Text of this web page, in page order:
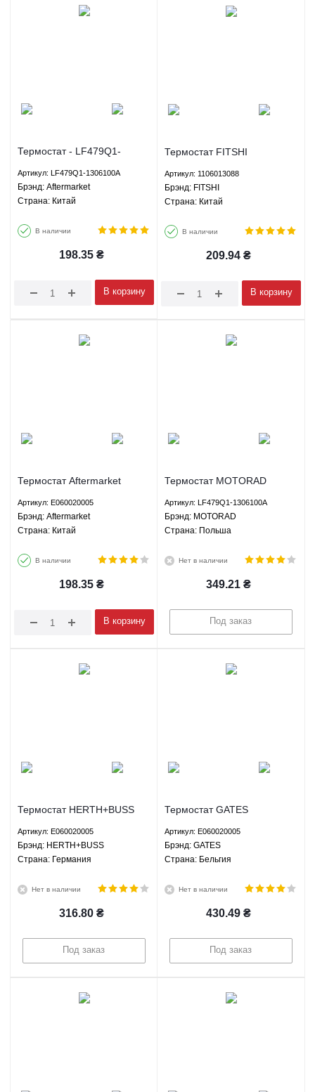
Термостат - LF479Q1-
Артикул: LF479Q1-1306100A
Брэнд: Aftermarket
Страна: Китай
В наличии
198.35 ₴
В корзину
Термостат FITSHI
Артикул: 1106013088
Брэнд: FITSHI
Страна: Китай
В наличии
209.94 ₴
В корзину
Термостат Aftermarket
Артикул: E060020005
Брэнд: Aftermarket
Страна: Китай
В наличии
198.35 ₴
В корзину
Термостат MOTORAD
Артикул: LF479Q1-1306100A
Брэнд: MOTORAD
Страна: Польша
Нет в наличии
349.21 ₴
Под заказ
Термостат HERTH+BUSS
Артикул: E060020005
Брэнд: HERTH+BUSS
JAKOPARTS
Страна: Германия
Нет в наличии
316.80 ₴
Под заказ
Термостат GATES
Артикул: E060020005
Брэнд: GATES
Страна: Бельгия
Нет в наличии
430.49 ₴
Под заказ